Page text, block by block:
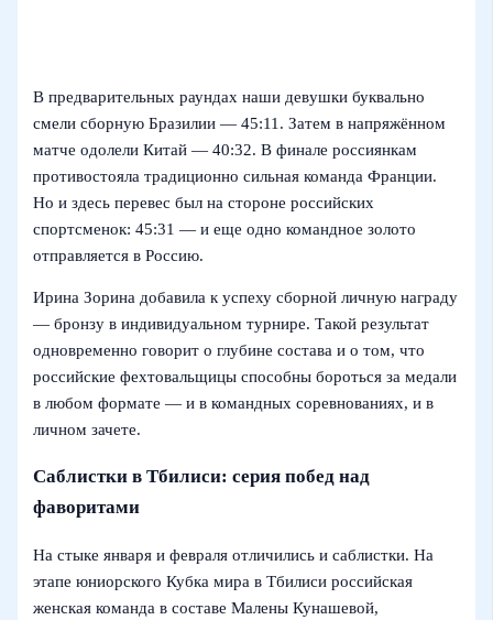
В предварительных раундах наши девушки буквально
смели сборную Бразилии — 45:11. Затем в напряжённом
матче одолели Китай — 40:32. В финале россиянкам
противостояла традиционно сильная команда Франции.
Но и здесь перевес был на стороне российских
спортсменок: 45:31 — и еще одно командное золото
отправляется в Россию.
Ирина Зорина добавила к успеху сборной личную награду
— бронзу в индивидуальном турнире. Такой результат
одновременно говорит о глубине состава и о том, что
российские фехтовальщицы способны бороться за медали
в любом формате — и в командных соревнованиях, и в
личном зачете.
Саблистки в Тбилиси: серия побед над
фаворитами
На стыке января и февраля отличились и саблистки. На
этапе юниорского Кубка мира в Тбилиси российская
женская команда в составе Малены Кунашевой,